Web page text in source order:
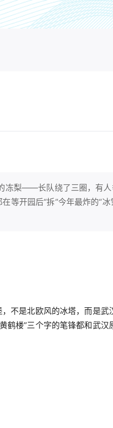
冻梨——长队绕了三圈，有
等开园后“拆”今年最炸的“冰
不是北欧风的冰塔，而是武
鹤楼”三个字的笔锋都和武汉